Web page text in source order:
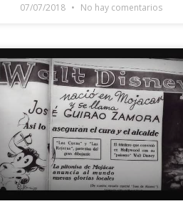
07/07/2018 No hay comentarios